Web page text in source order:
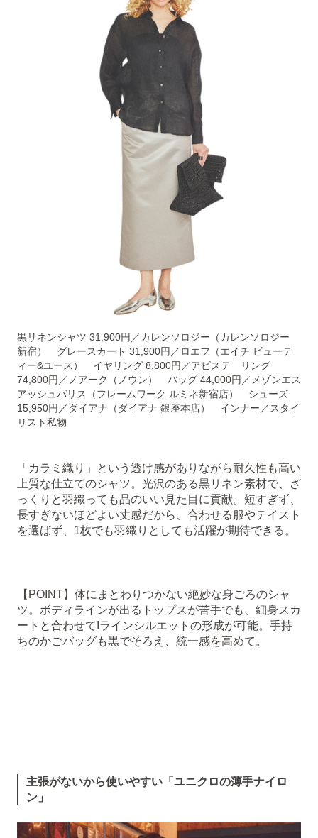
黒リネンシャツ 31,900円／カレンソロジー（カレンソロジー
新宿） グレースカート 31,900円／ロエフ（エイチ ビューテ
ィー&ユース） イヤリング 8,800円／アビステ リング
74,800円／ノアーク（ノウン） バッグ 44,000円／メゾンエス
アッシュパリス（フレームワーク ルミネ新宿店） シューズ
15,950円／ダイアナ（ダイアナ 銀座本店） インナー／スタイ
リスト私物
「カラミ織り」という透け感がありながら耐久性も高い
上質な仕立てのシャツ。光沢のある黒リネン素材で、ざ
っくりと羽織っても品のいい見た目に貢献。短すぎず、
長すぎないほどよい丈感だから、合わせる服やテイスト
を選ばず、1枚でも羽織りとしても活躍が期待できる。
【POINT】体にまとわりつかない絶妙な身ごろのシャ
ツ。ボディラインが出るトップスが苦手でも、細身スカ
ートと合わせてIラインシルエットの形成が可能。手持
ちのかごバッグも黒でそろえ、統一感を高めて。
主張がないから使いやすい「ユニクロの薄手ナイロ
ン」